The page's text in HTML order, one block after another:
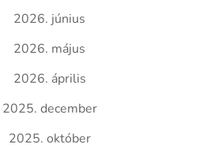
2026. június
2026. május
2026. április
2025. december
2025. október